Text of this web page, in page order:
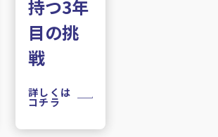
持つ3年
目の挑
戦
詳しくは
コチラ